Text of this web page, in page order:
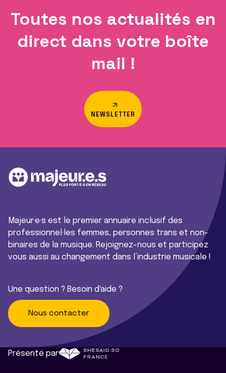
Toutes nos actualités en
direct dans votre boîte
mail !
NEWSLETTER
Majeur·e·s est le premier annuaire inclusif des
professionnel·les femmes, personnes trans et non-
binaires de la musique. Rejoignez-nous et participez
vous aussi au changement dans l’industrie musicale !
Une question ? Besoin d'aide ?
Nous contacter
Présenté par